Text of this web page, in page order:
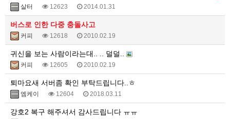
살터 12623 2014.01.31
버스로 인한 다중 충돌사고
커피 12618 2010.02.19
귀신을 보는 사람이라는대.. .. 덜덜..
커피 12605 2010.02.19
퇴마요새 서버좀 확인 부탁드립니다..ㅎ
엠케이 12604 2018.03.11
강호2 복구 해주셔서 감사드립니다 ㅠㅠ